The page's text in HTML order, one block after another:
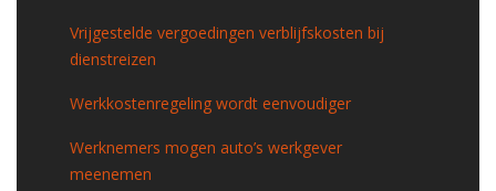
Vrijgestelde vergoedingen verblijfskosten bij
dienstreizen
Werkkostenregeling wordt eenvoudiger
Werknemers mogen auto’s werkgever
meenemen